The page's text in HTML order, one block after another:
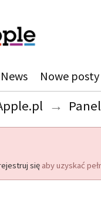
News Nowe posty
→
się aby uzyskać